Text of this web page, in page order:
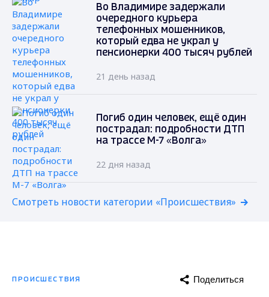
Во Владимире задержали
очередного курьера
телефонных мошенников,
который едва не украл у
пенсионерки 400 тысяч рублей
21 день назад
Погиб один человек, ещё один
пострадал: подробности ДТП
на трассе М-7 «Волга»
22 дня назад
Смотреть новости категории «Происшествия»
ПРОИСШЕСТВИЯ Поделиться